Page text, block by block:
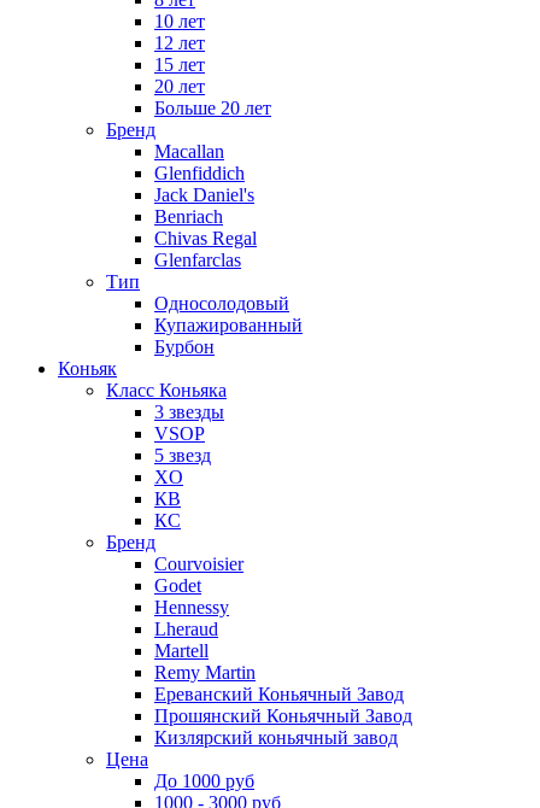
10 лет
12 лет
15 лет
20 лет
Больше 20 лет
Бренд
Macallan
Glenfiddich
Jack Daniel's
Benriach
Chivas Regal
Glenfarclas
Тип
Односолодовый
Купажированный
Бурбон
Коньяк
Класс Коньяка
3 звезды
VSOP
5 звезд
XO
КВ
КС
Бренд
Courvoisier
Godet
Hennessy
Lheraud
Martell
Remy Martin
Ереванский Коньячный Завод
Прошянский Коньячный Завод
Кизлярский коньячный завод
Цена
До 1000 руб
1000 - 3000 руб